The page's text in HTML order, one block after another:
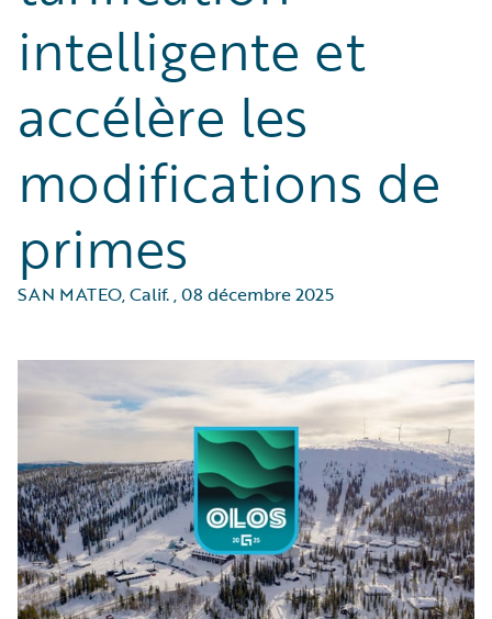
intelligente et
accélère les
modifications de
primes
SAN MATEO, Calif.,08 décembre 2025